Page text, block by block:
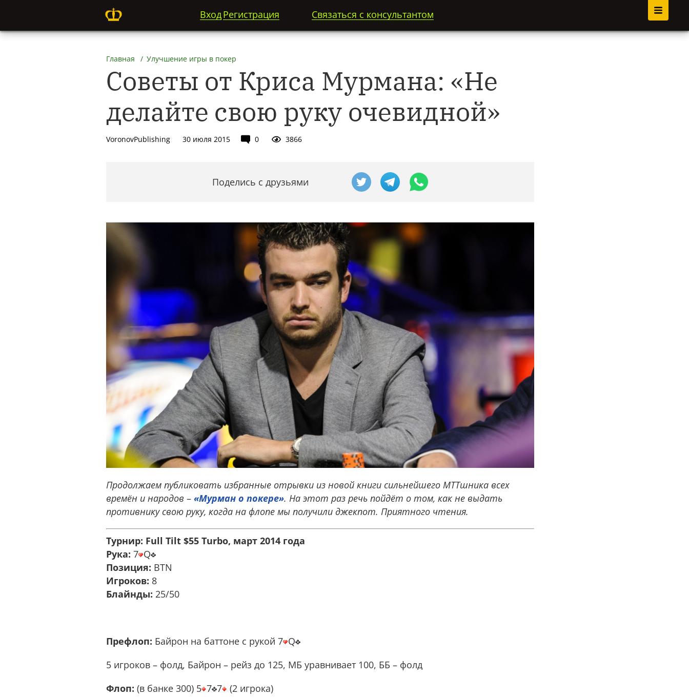
ВходРегистрация Связаться с консультантом
Главная Улучшение игры в покер
Советы от Криса Мурмана: «Не
делайте свою руку очевидной»
VoronovPublishing 30 июля 2015 0 3866
Поделись с друзьями
Продолжаем публиковать избранные отрывки из новой книги сильнейшего МТТшника всех
времён и народов – «Мурман о покере». На этот раз речь пойдёт о том, как не выдать
противнику свою руку, когда на флопе мы получили джекпот. Приятного чтения.
Турнир: Full Tilt $55 Turbo, март 2014 года
Рука: 7 Q
Позиция: BTN
Игроков: 8
Блайнды: 25/50
Префлоп: Байрон на баттоне с рукой 7 Q
5 игроков – фолд, Байрон – рейз до 125, МБ уравнивает 100, ББ – фолд
Флоп: (в банке 300) 5 7 7
(2 игрока)